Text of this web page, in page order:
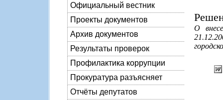
Официальный вестник
Проекты документов
Архив документов
Результаты проверок
Профилактика коррупции
Прокуратура разъясняет
Отчёты депутатов
О